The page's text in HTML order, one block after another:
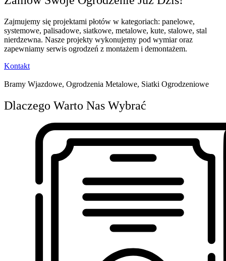
Zajmujemy się projektami płotów w kategoriach: panelowe,
systemowe, palisadowe, siatkowe, metalowe, kute, stalowe, stal
nierdzewna. Nasze projekty wykonujemy pod wymiar oraz
zapewniamy serwis ogrodzeń z montażem i demontażem.
Kontakt
Bramy Wjazdowe, Ogrodzenia Metalowe, Siatki Ogrodzeniowe
Dlaczego Warto Nas Wybrać